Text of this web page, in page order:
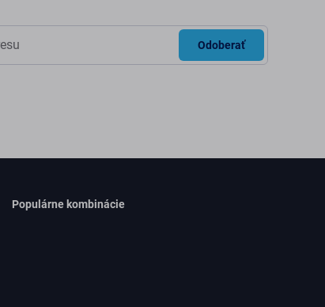
Odoberať
Populárne kombinácie